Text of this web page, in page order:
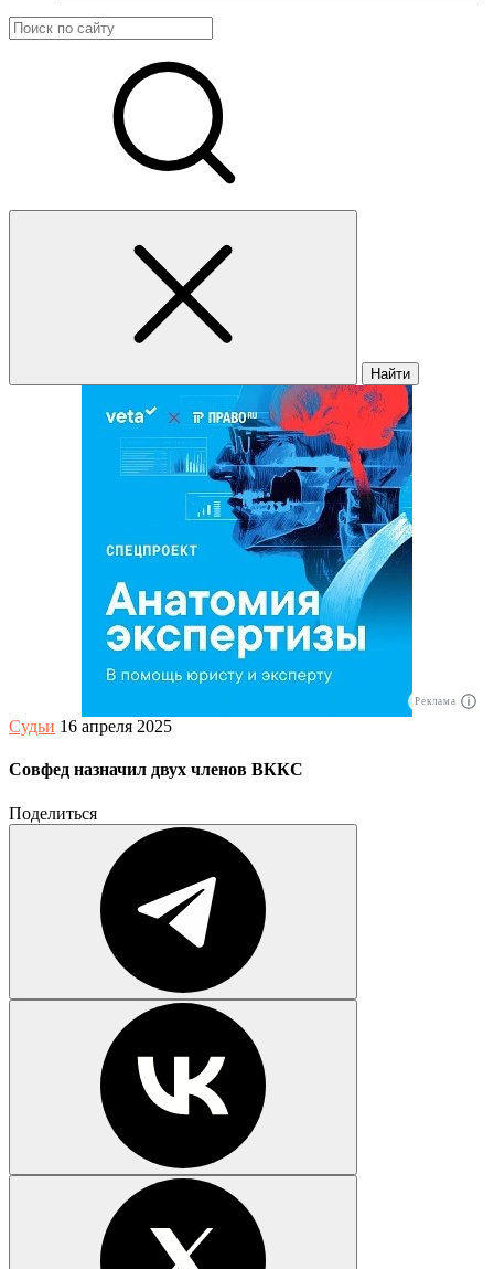
Найти
Реклама
Судьи 16 апреля 2025
Совфед назначил двух членов ВККС
Поделиться